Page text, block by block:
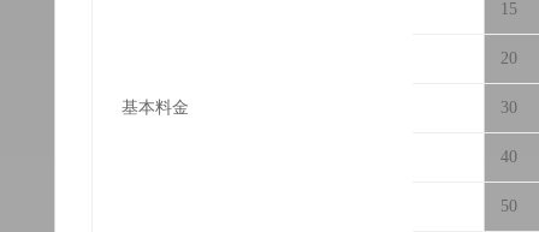
基本料金
15
20
30
40
50